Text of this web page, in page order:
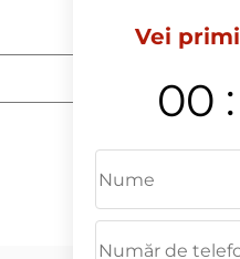
Vei
00 :